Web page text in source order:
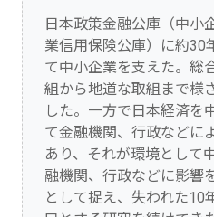
日本政策金融公庫（中小
業信用保険公庫）に約30
て中小企業を支えた。総
組から地道な取組まで様
した。一方で日本経済を
て金融機関、行政などに
あり、それが環境として
融機関、行政などに影響
として捉え、失われた10